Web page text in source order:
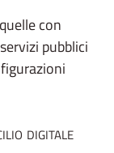
con
pubblici
digitale